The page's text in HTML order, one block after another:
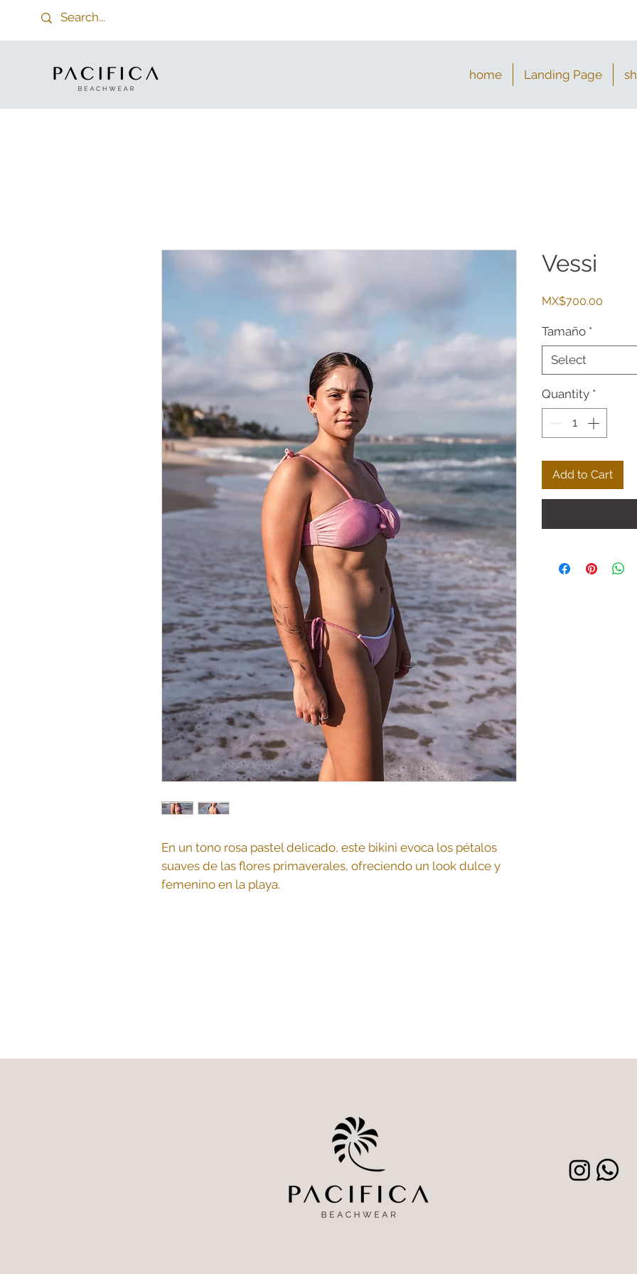
home Landing Page
En un tono rosa pastel delicado, este bikini evoca los pétalos
suaves de las flores primaverales, ofreciendo un look dulce y
femenino en la playa.
Vessi
MX$700.00
Tamaño *
Select
Quantity *
Add to Cart